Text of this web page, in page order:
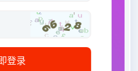
登录